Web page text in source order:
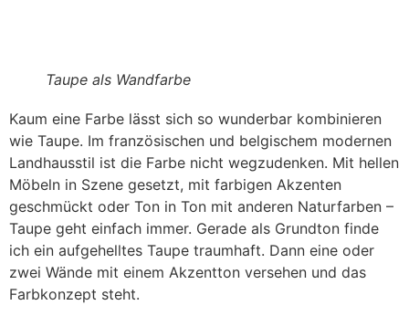
Taupe als Wandfarbe
Kaum eine Farbe lässt sich so wunderbar kombinieren
wie Taupe. Im französischen und belgischem modernen
Landhausstil ist die Farbe nicht wegzudenken. Mit hellen
Möbeln in Szene gesetzt, mit farbigen Akzenten
geschmückt oder Ton in Ton mit anderen Naturfarben –
Taupe geht einfach immer. Gerade als Grundton finde
ich ein aufgehelltes Taupe traumhaft. Dann eine oder
zwei Wände mit einem Akzentton versehen und das
Farbkonzept steht.